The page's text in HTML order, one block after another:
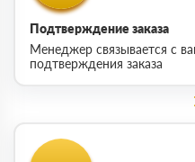
Подтверждение заказа
Менеджер связывается с
подтверждения заказа